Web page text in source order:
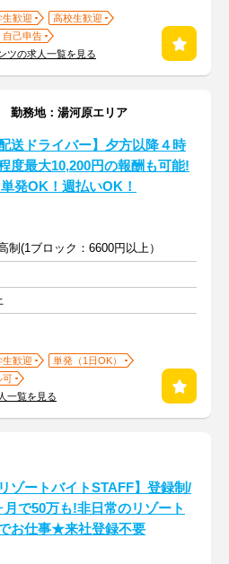
生歓迎
高校生歓迎
自己申告
ツの求人一覧を見る
勤務地：湯河原エリア
配送ドライバー】夕方以降４時
度最大10,200円の報酬も可能!
発OK！週払いOK！
制(1ブロック：6600円以上）
生歓迎
単発（1日OK）
可
一覧を見る
リゾートバイトSTAFF】登録制/
月で50万も!非日常のリゾート
お仕事★来社登録不要